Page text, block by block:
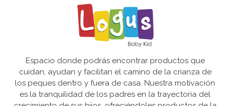
Espacio donde podrás encontrar productos que
cuidan, ayudan y facilitan el camino de la crianza de
los peques dentro y fuera de casa. Nuestra motivación
es la tranquilidad de los padres en la trayectoria del